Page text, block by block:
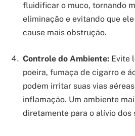
fluidificar o muco, tornando
eliminação e evitando que
cause mais obstrução.
Controle do Ambiente: Evite
poeira, fumaça de cigarro e
podem irritar suas vias
inflamação. Um ambiente
diretamente para o alívio dos